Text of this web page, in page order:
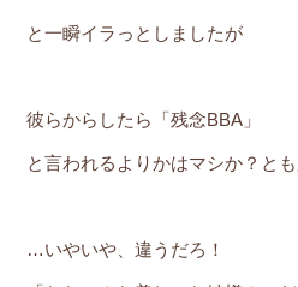
と一瞬イラっとしましたが
彼らからしたら「残念BBA」
と言われるよりかはマシか？と
…いやいや、違うだろ！